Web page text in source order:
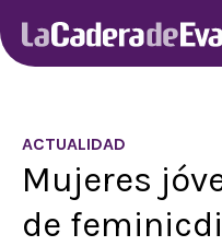
ACTUALIDAD
Mujeres
de